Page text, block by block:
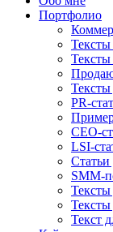
Портфолио
Тексты
PR-
СЕО-
LSI-
Статьи
SMM-
Тексты
Тексты
Текст